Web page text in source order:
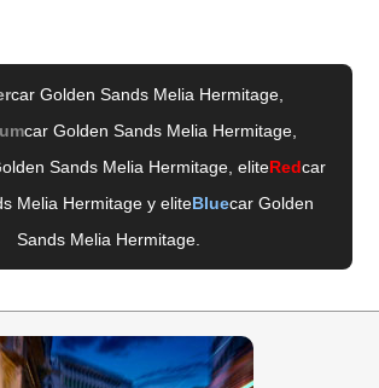
car Golden Sands Melia Hermitage
car Golden Sands Melia Hermitage
Sands Melia Hermitage, eliteRedcar
Melia Hermitage y eliteBluecar Golden
Sands Melia Hermitage